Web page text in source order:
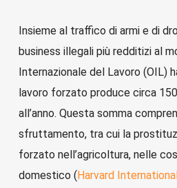
Insieme al traffico di armi e di
business illegali più redditizi al
Internazionale del Lavoro (OIL)
lavoro forzato produce circa
all’anno. Questa somma
sfruttamento, tra cui la
forzato nell’agricoltura, nelle
domestico (Harvard